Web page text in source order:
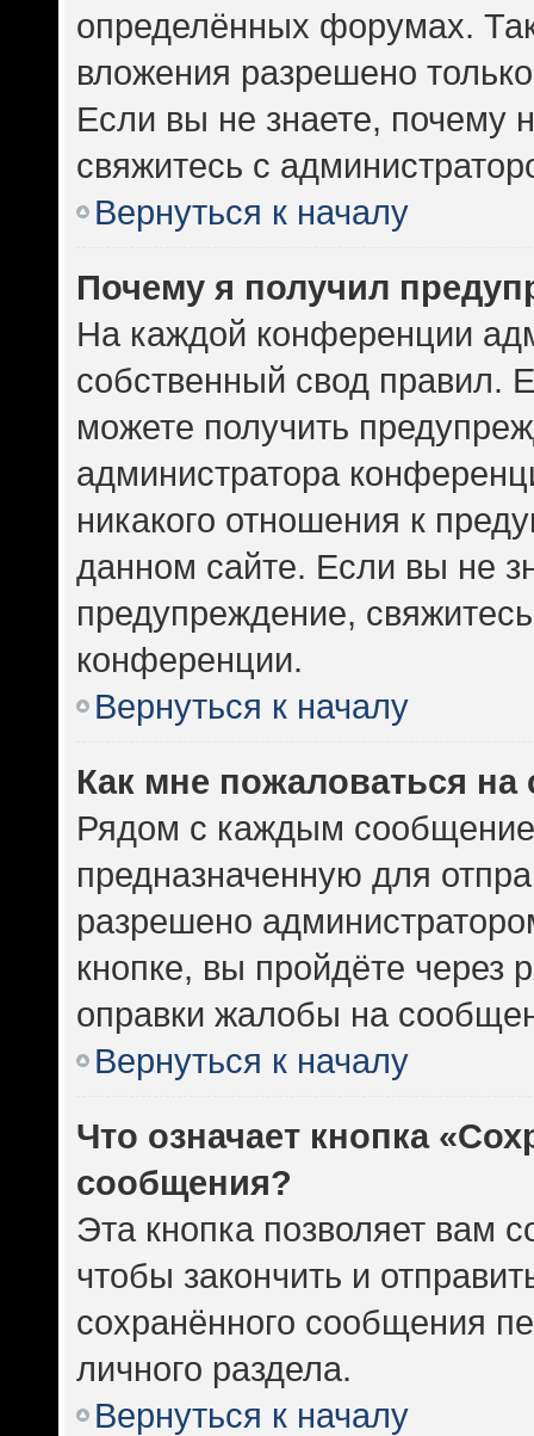
определённых форумах.
вложения разрешено
Если вы не знаете, почему
свяжитесь с
Вернуться к началу
Почему я получил
На каждой конференции
собственный свод правил.
можете получить
администратора
никакого отношения к
данном сайте. Если вы не
предупреждение,
конференции.
Вернуться к началу
Как мне пожаловаться
Рядом с каждым
предназначенную для
разрешено
кнопке, вы пройдёте
оправки жалобы на
Вернуться к началу
Что означает кнопка
сообщения?
Эта кнопка позволяет вам
чтобы закончить и
сохранённого сообщения
личного раздела.
Вернуться к началу